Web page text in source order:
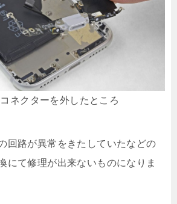
ネクターを外したところ
回路が異常をきたしていたなどの
にて修理が出来ないものになりま